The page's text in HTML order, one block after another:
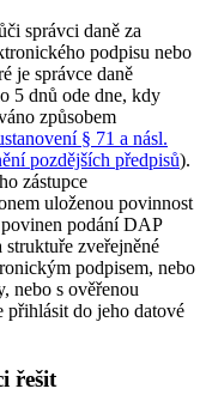
správci daně za
podpisu nebo
je správce daně
5 dnů ode dne, kdy
způsobem
§ 71 a násl.
pozdějších předpisů).
zástupce
uloženou povinnost
podání DAP
zveřejněné
podpisem, nebo
nebo s ověřenou
přihlásit do jeho datové
řešit